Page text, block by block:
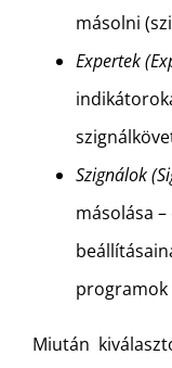
másolni
Expertek
Szignálok
másolása
programok
Miután